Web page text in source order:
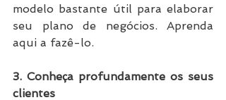
modelo bastante útil para elaborar
seu plano de negócios. Aprenda
aqui a fazê-lo.
3. Conheça profundamente os seus
clientes